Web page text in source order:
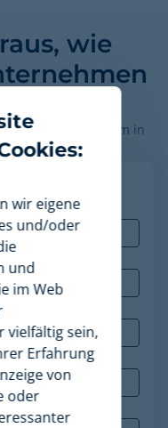
wie
kann.
um die Plattform in
wir eigene
und/oder
und
im Web
vielfältig sein,
Erfahrung
von
oder